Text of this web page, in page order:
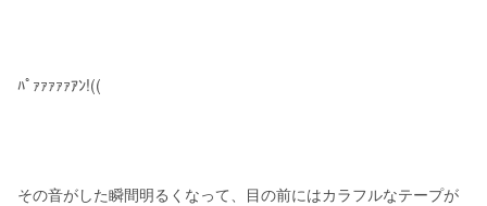
ﾊﾟｧｧｧｧｧｱﾝ!((
その音がした瞬間明るくなって、目の前にはカラフルなテープが